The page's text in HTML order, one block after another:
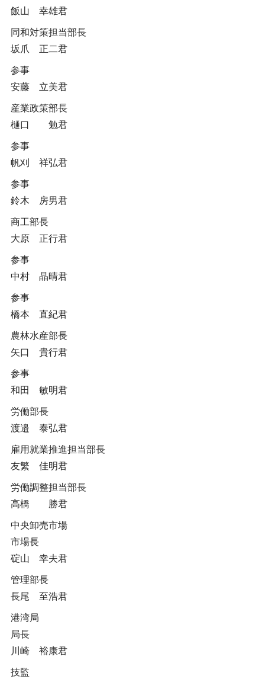
飯山 幸雄君
同和対策担当部長
坂爪 正二君
参事
安藤 立美君
産業政策部長
樋口 勉君
参事
帆刈 祥弘君
参事
鈴木 房男君
商工部長
大原 正行君
参事
中村 晶晴君
参事
橋本 直紀君
農林水産部長
矢口 貴行君
参事
和田 敏明君
労働部長
渡邉 泰弘君
雇用就業推進担当部長
友繁 佳明君
労働調整担当部長
高橋 勝君
中央卸売市場
市場長
碇山 幸夫君
管理部長
長尾 至浩君
港湾局
局長
川崎 裕康君
技監